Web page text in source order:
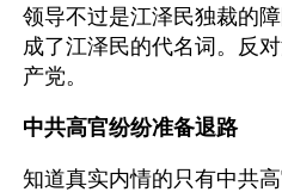
领导不过是江泽民独裁的
成了江泽民的代名词。反
产党。
中共高官纷纷准备退路
知道真实内情的只有中共